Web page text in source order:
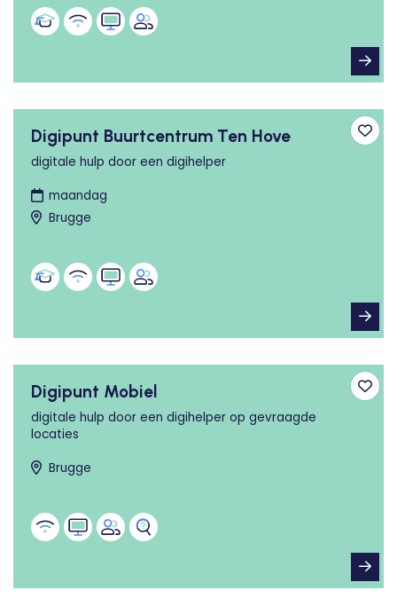
Digipunt Buurtcentrum Ten Hove
digitale hulp door een digihelper
maandag
Brugge
Digipunt Mobiel
digitale hulp door een digihelper op gevraagde
locaties
Brugge